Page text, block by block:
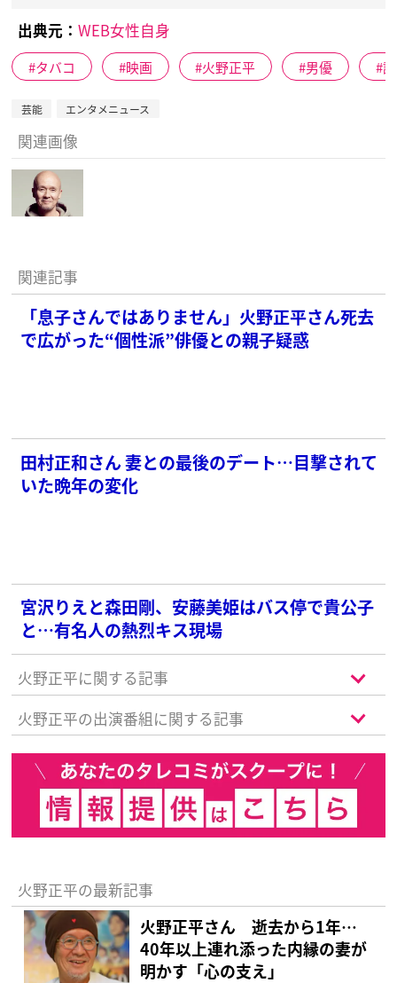
出典元： WEB女性自身
タバコ 映画 火野正平 男優
芸能 エンタメニュース
関連画像
関連記事
「息子さんではありません」火野正平さん死去
で広がった“個性派”俳優との親子疑惑
田村正和さん 妻との最後のデート…目撃されて
いた晩年の変化
宮沢りえと森田剛、安藤美姫はバス停で貴公子
と…有名人の熱烈キス現場
火野正平に関する記事
火野正平の出演番組に関する記事
火野正平の最新記事
火野正平さん 逝去から1年…
40年以上連れ添った内縁の妻が
明かす「心の支え」